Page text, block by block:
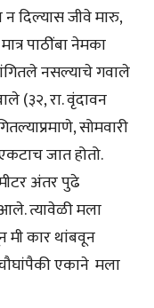
न दिल्यास जीवे‎ मारु,
पाठींबा‎ नेमका
नसल्याचे‎ गवाले
(३२, रा.‎ वृंदावन
सोमवारी
जात होतो.‎
अंतर पुढे
त्यावेळी मला
कार‎ थांबवून
एकाने‎ ‎ मला